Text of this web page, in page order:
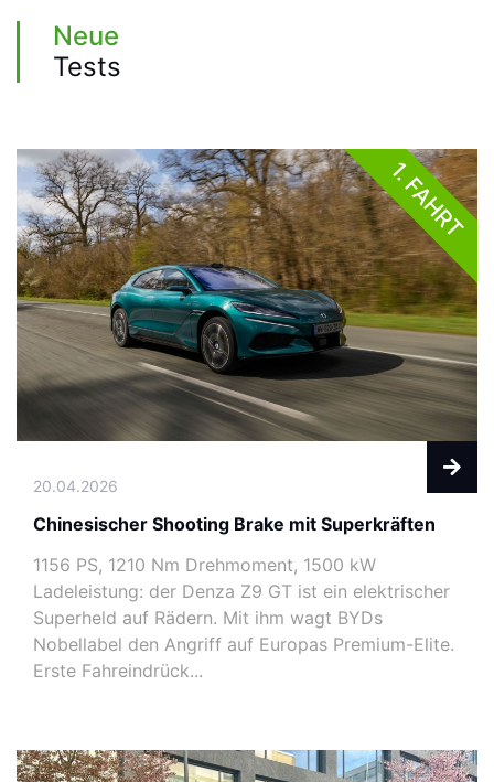
Neue
Tests
1. FAHRT
20.04.2026
Chinesischer Shooting Brake mit Superkräften
1156 PS, 1210 Nm Drehmoment, 1500 kW
Ladeleistung: der Denza Z9 GT ist ein elektrischer
Superheld auf Rädern. Mit ihm wagt BYDs
Nobellabel den Angriff auf Europas Premium-Elite.
Erste Fahreindrück...